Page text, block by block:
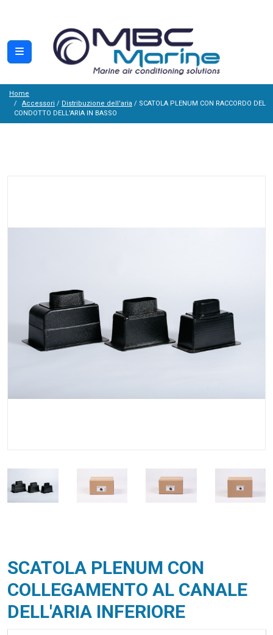
Home
Accessori / Distribuzione dell'aria / SCATOLA PLENUM CON RACCORDO DEL
CONDOTTO DELL'ARIA IN BASSO
SCATOLA PLENUM CON
COLLEGAMENTO AL CANALE
DELL'ARIA INFERIORE